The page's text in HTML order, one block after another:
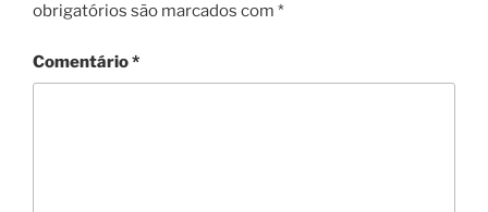
obrigatórios são marcados com *
Comentário*